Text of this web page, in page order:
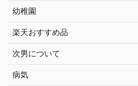
幼稚園
楽天おすすめ品
次男について
病気